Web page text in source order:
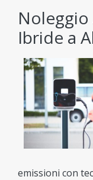
Ibride a
emissioni con